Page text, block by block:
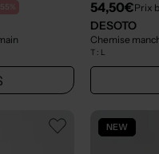
54,50€Prix
DESOTO
Chemise
T : L
NEW